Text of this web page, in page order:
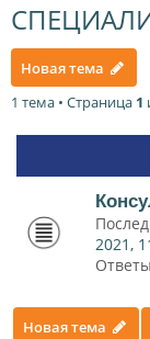
Новая тема
1 тема • Страница 1
2021,
Новая тема